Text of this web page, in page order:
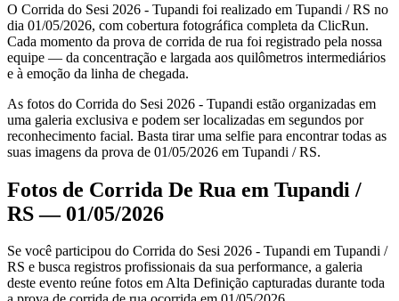
O Corrida do Sesi 2026 - Tupandi foi realizado em Tupandi / RS no
dia 01/05/2026, com cobertura fotográfica completa da ClicRun.
Cada momento da prova de corrida de rua foi registrado pela nossa
equipe — da concentração e largada aos quilômetros intermediários
e à emoção da linha de chegada.
As fotos do Corrida do Sesi 2026 - Tupandi estão organizadas em
uma galeria exclusiva e podem ser localizadas em segundos por
reconhecimento facial. Basta tirar uma selfie para encontrar todas as
suas imagens da prova de 01/05/2026 em Tupandi / RS.
Fotos de Corrida De Rua em Tupandi /
RS — 01/05/2026
Se você participou do Corrida do Sesi 2026 - Tupandi em Tupandi /
RS e busca registros profissionais da sua performance, a galeria
deste evento reúne fotos em Alta Definição capturadas durante toda